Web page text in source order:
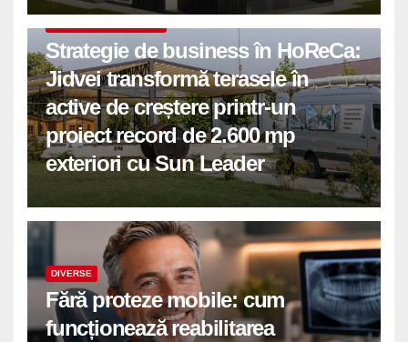
Strategie de business în HoReCa:
Jidvei transformă terasele în
active de creștere printr-un
proiect record de 2.600 mp
exteriori cu Sun Leader
DIVERSE
Fără proteze mobile: cum
funcționează reabilitarea